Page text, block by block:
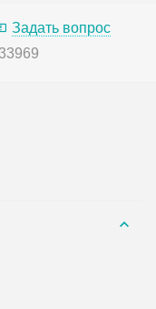
Задать вопрос